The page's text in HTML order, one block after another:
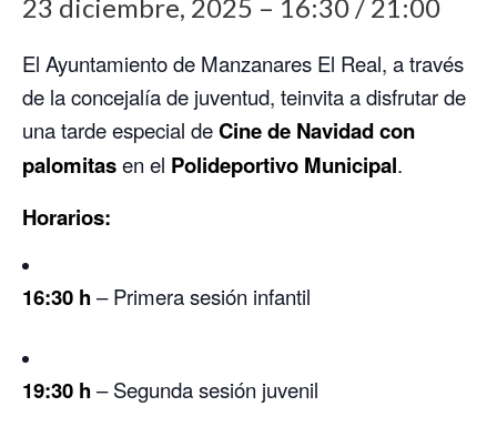
23 diciembre, 2025 – 16:30 / 21:00
El Ayuntamiento de Manzanares El Real, a través
de la concejalía de juventud, teinvita a disfrutar de
una tarde especial deCine de Navidad con
palomitasen el Polideportivo Municipal.
Horarios:
16:30 h – Primera sesión infantil
19:30 h – Segunda sesión juvenil